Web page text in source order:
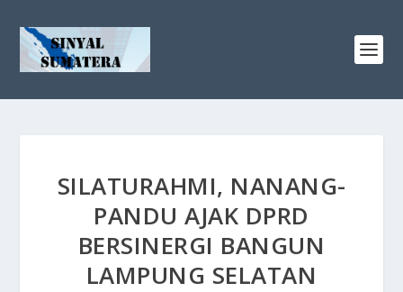
SILATURAHMI, NANANG-
PANDU AJAK DPRD
BERSINERGI BANGUN
LAMPUNG SELATAN